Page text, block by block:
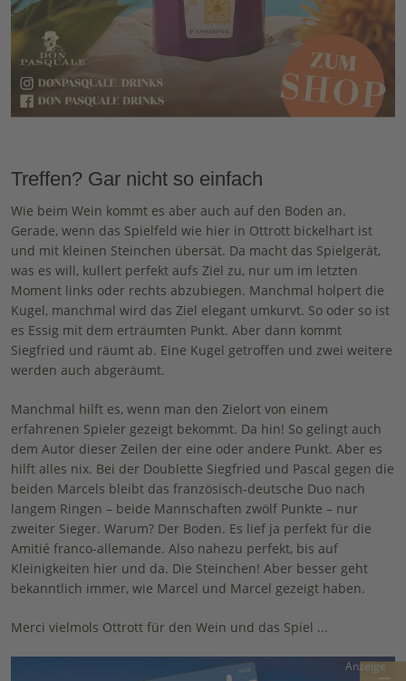
Treffen? Gar nicht so einfach
Wie beim Wein kommt es aber auch auf den Boden an.
Gerade, wenn das Spielfeld wie hier in Ottrott bickelhart ist
und mit kleinen Steinchen übersät. Da macht das Spielgerät,
was es will, kullert perfekt aufs Ziel zu, nur um im letzten
Moment links oder rechts abzubiegen. Manchmal holpert die
Kugel, manchmal wird das Ziel elegant umkurvt. So oder so ist
es Essig mit dem erträumten Punkt. Aber dann kommt
Siegfried und räumt ab. Eine Kugel getroffen und zwei weitere
werden auch abgeräumt.
Manchmal hilft es, wenn man den Zielort von einem
erfahrenen Spieler gezeigt bekommt. Da hin! So gelingt auch
dem Autor dieser Zeilen der eine oder andere Punkt. Aber es
hilft alles nix. Bei der Doublette Siegfried und Pascal gegen die
beiden Marcels bleibt das französisch-deutsche Duo nach
langem Ringen – beide Mannschaften zwölf Punkte – nur
zweiter Sieger. Warum? Der Boden. Es lief ja perfekt für die
Amitié franco-allemande. Also nahezu perfekt, bis auf
Kleinigkeiten hier und da. Die Steinchen! Aber besser geht
bekanntlich immer, wie Marcel und Marcel gezeigt haben.
Merci vielmols Ottrott für den Wein und das Spiel ...
Anzeige